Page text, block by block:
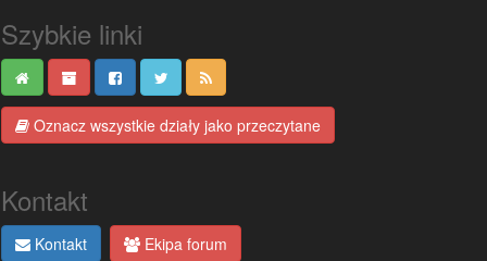
Szybkie linki
Oznacz wszystkie działy jako przeczytane
Kontakt
Kontakt Ekipa forum